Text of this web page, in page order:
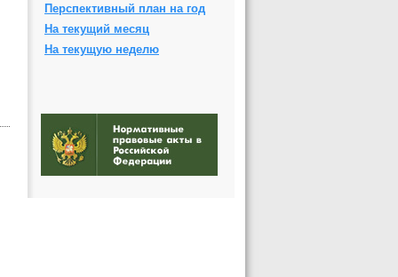
Перспективный план на год
На текущий месяц
На текущую неделю